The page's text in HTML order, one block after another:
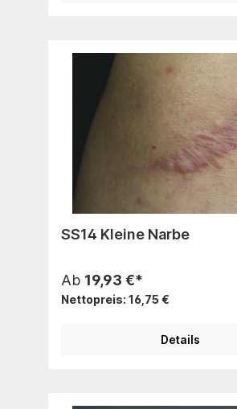
SS14 Kleine Narbe
Ab 19,93 €*
Nettopreis: 16,75 €
Details